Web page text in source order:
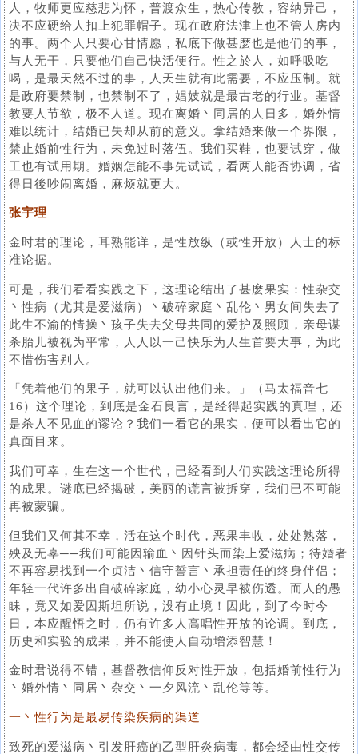
人，牧师更应慈悲为怀，普渡众生，热心传教，容纳异己，
决不应硬给人扣上犯罪帽子。现在政府法津上也不管人房内
的事。两个人只要心甘情愿，私底下做甚麽也是他们的事，
与人无干，只要他们自己快活便行。性之於人，如呼吸吃
喝，是最天然不过的事，人天生就有此需要，不应压制。就
是政府要禁制，也禁制不了，娼妓就是最古老的行业。基督
教要人节欲，极不人道。现在离婚丶同居的人日多，婚外情
难以统计，结婚已失却从前的意义。拿结婚来做一个界限，
禁止婚前性行为，未免过时落伍。我们买鞋，也要试穿，做
工也有试用期。婚姻怎能不事先试试，看两人能否协调，省
得日後吵闹离婚，麻烦就更大。
张宇理
金时君的理论，耳熟能详，是性放纵（或性开放）人士的标
准论据。
可是，我们看看实践之下，这理论结出了甚麽果实：性杂交
丶性病（尤其是爱滋病）丶破碎家庭丶乱伦丶男女间失去了
此生不渝的情操丶孩子失去父母共同的爱护及照顾，亲母谋
杀胎儿被视为平常，人人以一己快乐为人生首要大事，为此
不惜伤害别人。
「凭着他们的果子，就可以认出他们来。」（马太福音七
16）这个理论，到底是金石良言，是经得起实践的真理，还
是杀人不见血的谬论？我们一看它的果实，便可以看出它的
真面目来。
我们可幸，生在这一个世代，已经看到人们实践这理论所得
的成果。谜底已经揭破，美丽的谎言被拆穿，我们已不可能
再被蒙骗。
但我们又何其不幸，活在这个时代，恶果丰收，处处熟落，
殃及无辜──我们可能因输血丶因针头而染上爱滋病；待婚者
不再容易找到一个贞洁丶信守誓言丶承担责任的终身伴侣；
年轻一代许多出自破碎家庭，幼小心灵早被伤透。而人的愚
眛，竟又如爱因斯坦所说，没有止境！因此，到了今时今
日，本应醒悟之时，仍有许多人高唱性开放的论调。到底，
历史和实验的成果，并不能使人自动增添智慧！
金时君说得不错，基督教信仰反对性开放，包括婚前性行为
丶婚外情丶同居丶杂交丶一夕风流丶乱伦等等。
一丶性行为是最易传染疾病的渠道
致死的爱滋病丶引发肝癌的乙型肝炎病毒，都会经由性交传